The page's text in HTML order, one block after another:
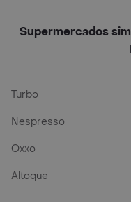
Supermercados
Turbo
Nespresso
Oxxo
Altoque